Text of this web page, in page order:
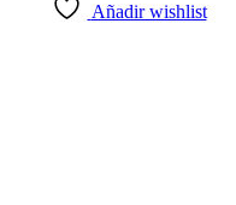
Añadir wishlist